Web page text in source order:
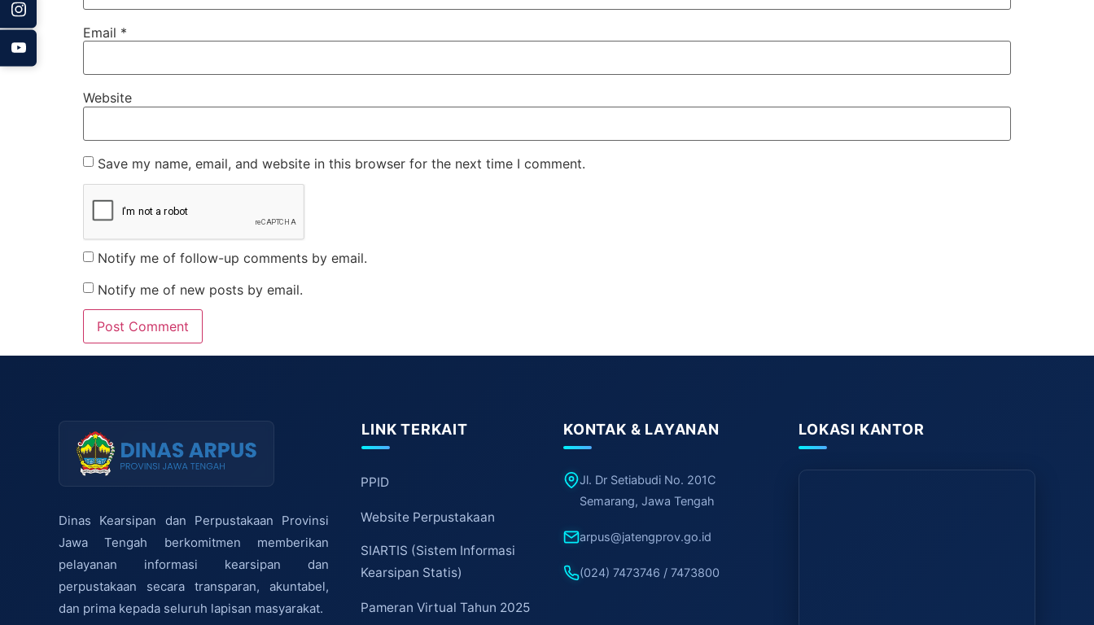
Email *
Website
Save my name, email, and website in this browser for the next time I comment.
Notify me of follow-up comments by email.
Notify me of new posts by email.
Dinas Kearsipan dan Perpustakaan Provinsi
Jawa Tengah berkomitmen memberikan
pelayanan informasi kearsipan dan
perpustakaan secara transparan, akuntabel,
dan prima kepada seluruh lapisan masyarakat.
LINK TERKAIT
PPID
Website Perpustakaan
SIARTIS (Sistem Informasi
Kearsipan Statis)
Pameran Virtual Tahun 2025
KONTAK & LAYANAN
Jl. Dr Setiabudi No. 201C
Semarang, Jawa Tengah
arpus@jatengprov.go.id
(024) 7473746 / 7473800
LOKASI KANTOR